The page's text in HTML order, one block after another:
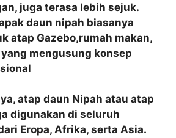
juga terasa lebih sejuk.
daun nipah biasanya
atap Gazebo,rumah makan,
mengusung konsep
atap daun Nipah atau atap
digunakan di seluruh
Eropa, Afrika, serta Asia.